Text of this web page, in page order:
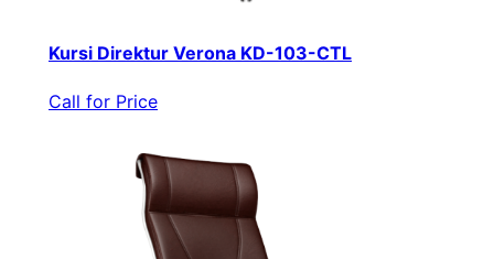
Kursi Direktur Verona KD-103-CTL
Call for Price